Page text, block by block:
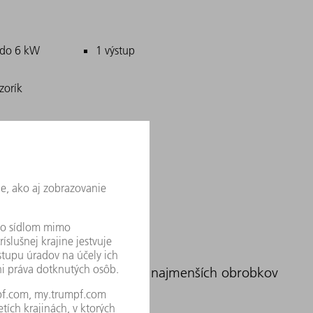
6 kW
1 výstup
lasery – pre obrábanie najmenších obrobkov